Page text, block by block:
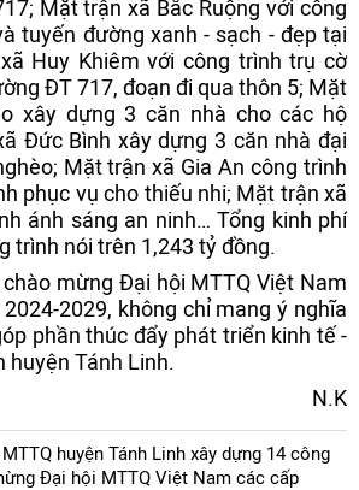
Mặt trận xã Bắc Ruộng với công
tuyến đường xanh - sạch - đẹp tại
Huy Khiêm với công trình trụ cờ
ĐT 717, đoạn đi qua thôn 5; Mặt
xây dựng 3 căn nhà cho các hộ
Đức Bình xây dựng 3 căn nhà đại
Mặt trận xã Gia An công trình
phục vụ cho thiếu nhi; Mặt trận xã
ánh sáng an ninh… Tổng kinh phí
trình nói trên 1,243 tỷ đồng.
mừng Đại hội MTTQ Việt Nam
2029, không chỉ mang ý nghĩa
phần thúc đẩy phát triển kinh tế -
huyện Tánh Linh.
N.K
huyện Tánh Linh xây dựng 14 công
Đại hội MTTQ Việt Nam các cấp